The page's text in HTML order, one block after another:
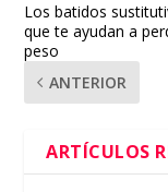
Los batidos
que te ayudan a
peso
ANTERIOR
ARTÍCULOS